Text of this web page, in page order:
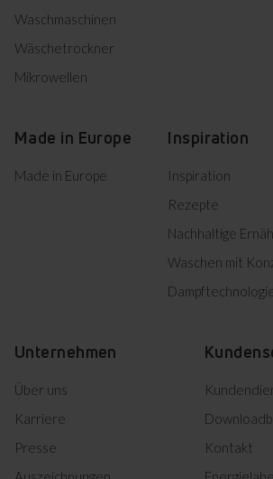
Waschmaschinen
Wäschetrockner
Mikrowellen
Made in Europe
Made in Europe
Inspiration
Inspiration
Rezepte
Nachhaltige
Waschen mit
Unternehmen
Über uns
Karriere
Presse
Kontakt